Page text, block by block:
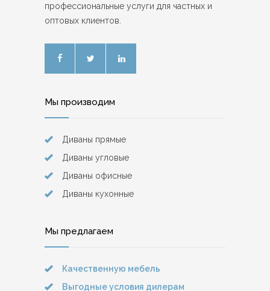
профессиональные услуги для частных и
оптовых клиентов.
Мы производим
Диваны прямые
Диваны угловые
Диваны офисные
Диваны кухонные
Мы предлагаем
Качественную мебель
Выгодные условия дилерам